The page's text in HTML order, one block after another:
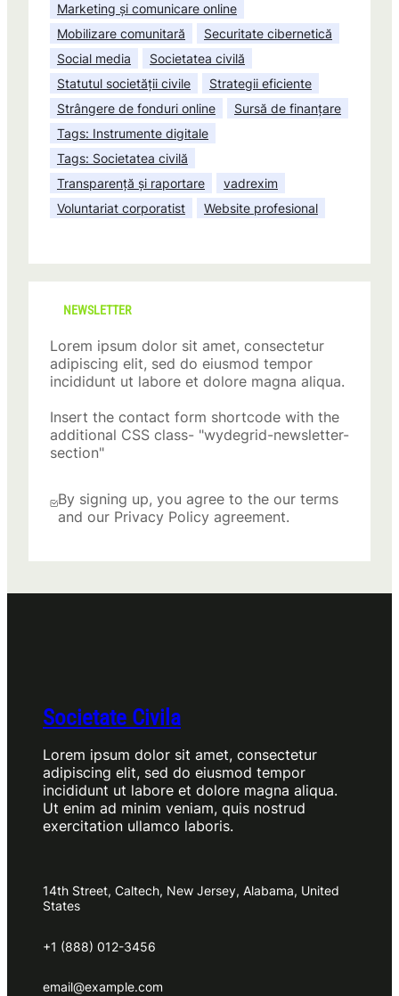
Marketing și comunicare online
Mobilizare comunitară
Securitate cibernetică
Social media
Societatea civilă
Statutul societății civile
Strategii eficiente
Strângere de fonduri online
Sursă de finanțare
Tags: Instrumente digitale
Tags: Societatea civilă
Transparență și raportare
vadrexim
Voluntariat corporatist
Website profesional
NEWSLETTER
Lorem ipsum dolor sit amet, consectetur
adipiscing elit, sed do eiusmod tempor
incididunt ut labore et dolore magna aliqua.
Insert the contact form shortcode with the
additional CSS class- "wydegrid-newsletter-
section"
By signing up, you agree to the our terms
and our Privacy Policy agreement.
Societate Civila
Lorem ipsum dolor sit amet, consectetur
adipiscing elit, sed do eiusmod tempor
incididunt ut labore et dolore magna aliqua.
Ut enim ad minim veniam, quis nostrud
exercitation ullamco laboris.
14th Street, Caltech, New Jersey, Alabama, United
States
+1 (888) 012-3456
email@example.com